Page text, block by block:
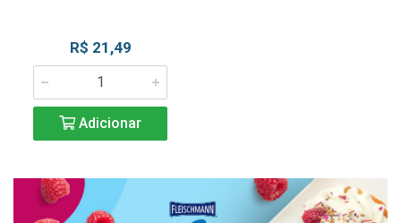
R$ 21,49
Adicionar